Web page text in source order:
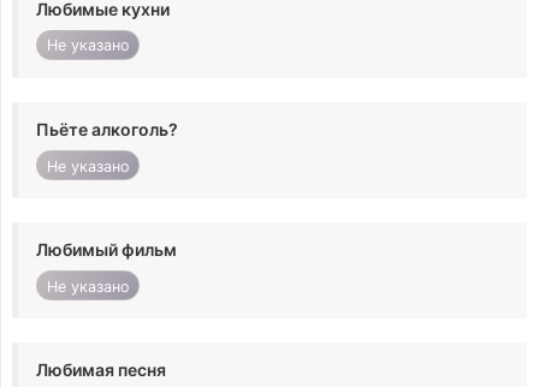
Любимые кухни
Не указано
Пьёте алкоголь?
Не указано
Любимый фильм
Не указано
Любимая песня